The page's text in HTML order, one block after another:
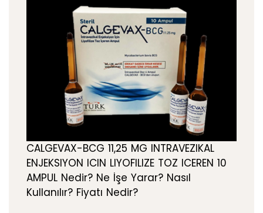
CALGEVAX-BCG 11,25 MG INTRAVEZIKAL
ENJEKSIYON ICIN LIYOFILIZE TOZ ICEREN 10
AMPUL Nedir? Ne İşe Yarar? Nasıl
Kullanılır? Fiyatı Nedir?